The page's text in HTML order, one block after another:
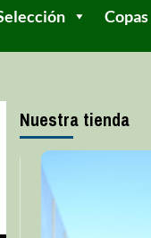
Copas
Nuestra tienda